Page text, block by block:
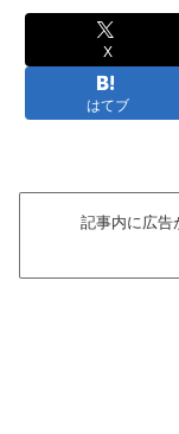
X
はてブ
記事内に広告